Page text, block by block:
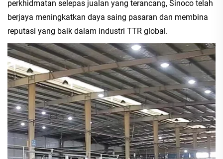
perkhidmatan selepas jualan yang terancang, Sinoco telah
berjaya meningkatkan daya saing pasaran dan membina
reputasi yang baik dalam industri TTR global.